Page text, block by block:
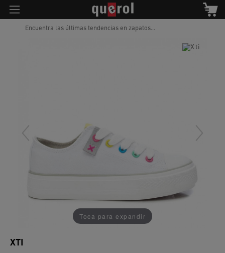
Encuentra las últimas tendencias en zapatos...
Toca para expandir
XTI